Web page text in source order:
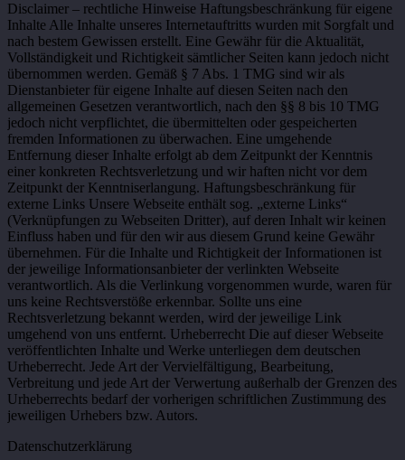
Disclaimer – rechtliche Hinweise Haftungsbeschränkung für eigene
Inhalte Alle Inhalte unseres Internetauftritts wurden mit Sorgfalt und
nach bestem Gewissen erstellt. Eine Gewähr für die Aktualität,
Vollständigkeit und Richtigkeit sämtlicher Seiten kann jedoch nicht
übernommen werden. Gemäß § 7 Abs. 1 TMG sind wir als
Dienstanbieter für eigene Inhalte auf diesen Seiten nach den
allgemeinen Gesetzen verantwortlich, nach den §§ 8 bis 10 TMG
jedoch nicht verpflichtet, die übermittelten oder gespeicherten
fremden Informationen zu überwachen. Eine umgehende
Entfernung dieser Inhalte erfolgt ab dem Zeitpunkt der Kenntnis
einer konkreten Rechtsverletzung und wir haften nicht vor dem
Zeitpunkt der Kenntniserlangung. Haftungsbeschränkung für
externe Links Unsere Webseite enthält sog. „externe Links“
(Verknüpfungen zu Webseiten Dritter), auf deren Inhalt wir keinen
Einfluss haben und für den wir aus diesem Grund keine Gewähr
übernehmen. Für die Inhalte und Richtigkeit der Informationen ist
der jeweilige Informationsanbieter der verlinkten Webseite
verantwortlich. Als die Verlinkung vorgenommen wurde, waren für
uns keine Rechtsverstöße erkennbar. Sollte uns eine
Rechtsverletzung bekannt werden, wird der jeweilige Link
umgehend von uns entfernt. Urheberrecht Die auf dieser Webseite
veröffentlichten Inhalte und Werke unterliegen dem deutschen
Urheberrecht. Jede Art der Vervielfältigung, Bearbeitung,
Verbreitung und jede Art der Verwertung außerhalb der Grenzen des
Urheberrechts bedarf der vorherigen schriftlichen Zustimmung des
jeweiligen Urhebers bzw. Autors.
Datenschutzerklärung